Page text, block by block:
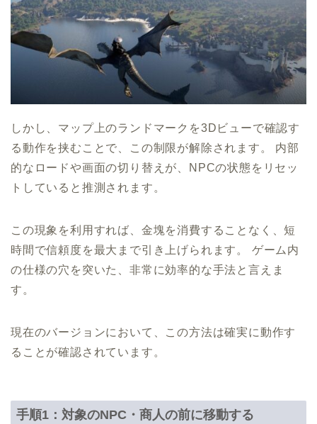
しかし、マップ上のランドマークを3Dビューで確認す
る動作を挟むことで、この制限が解除されます。 内部
的なロードや画面の切り替えが、NPCの状態をリセッ
トしていると推測されます。
この現象を利用すれば、金塊を消費することなく、短
時間で信頼度を最大まで引き上げられます。 ゲーム内
の仕様の穴を突いた、非常に効率的な手法と言えま
す。
現在のバージョンにおいて、この方法は確実に動作す
ることが確認されています。
手順1：対象のNPC・商人の前に移動する